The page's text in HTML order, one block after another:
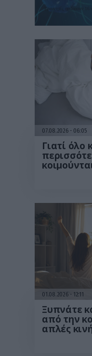
Ερευνητές σχεδίασαν
07.08.2026 06:05
Γιατί όλο
01.08.2026 12:11
Ξυπνάτε
από την
απλές